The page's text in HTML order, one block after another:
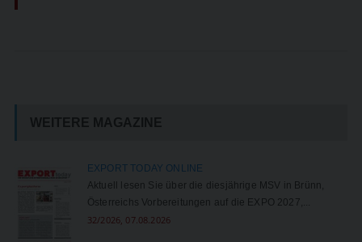
WEITERE MAGAZINE
EXPORT TODAY ONLINE
Aktuell lesen Sie über die diesjährige MSV in Brünn,
Österreichs Vorbereitungen auf die EXPO 2027,...
32/2026, 07.08.2026